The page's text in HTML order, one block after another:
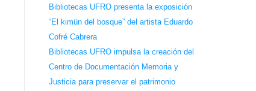
Bibliotecas UFRO presenta la exposición
“El kimün del bosque” del artista Eduardo
Cofré Cabrera
Bibliotecas UFRO impulsa la creación del
Centro de Documentación Memoria y
Justicia para preservar el patrimonio